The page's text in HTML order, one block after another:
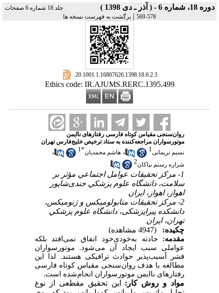
دوره 18، شماره 6 - ( آذر ـ دی 1398 )
جلد 18 شماره 6 صفحات
578-569
| برگشت به فهرست نسخه ها
‎ 20.1001.1.16807626.1398.18.6.2.3
Ethics code: IR.AJUMS.RERC.1395.499
روان‌سنجی مقیاس کوتاه فارسی رفتارهای ناایمن
موتورسواران مراجعه‌کننده به ستاد ترخیص خلیج‌فارس تهران
نسیم نریمانی1 ، هاشم محمدیان*
1 ،
شراره رستم نیاکان2
1- ﻣﺮﻛﺰ تحقیقات ﻋﻮاﻣﻞ اﺟﺘﻤﺎﻋﻲ مؤثر ﺑﺮ
ﺳﻼﻣﺖ، داﻧﺸﮕﺎه ﻋﻠﻮم ﭘﺰﺷﻜﻲ جندی‌شاپور
اهواز، اهواز، اﻳﺮان
2- مرکز تحقیقات متابولومیکس و ژنومیکس،
دانشکده پیراپزشکی، داﻧﺸﮕﺎه ﻋﻠﻮم ﭘﺰﺷﻜﻲ
تهران، اﻳﺮان
چکیده:
(4947 مشاهده)
مقدمه:
حادثه به‌خودی‌خود اتفاق نمی‌افتد بلکه
عواملی سبب ایجاد آن می‌شود. موتورسواران
قشر آسیب‌پذیر حوادث ترافیکی هستند. لذا این
مطالعه با هدف روان‌سنجی مقیاس کوتاه فارسی
رفتارهای ناایمن موتورسواران انجام‌شده است.
مواد و روش کار:
این تحقیق مقطعی از نوع